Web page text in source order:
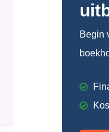
Begin